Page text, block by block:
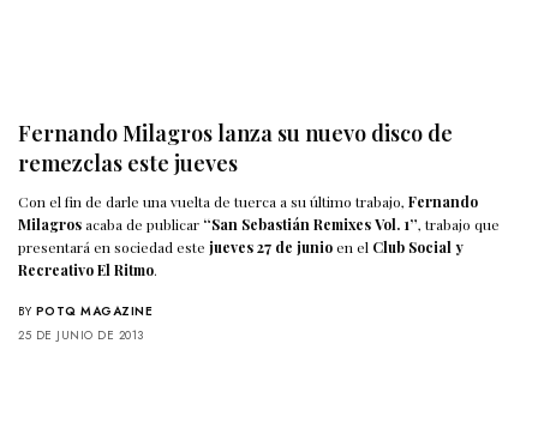
Fernando Milagros lanza su nuevo disco de
remezclas este jueves
Con el fin de darle una vuelta de tuerca a su último trabajo,Fernando
Milagrosacaba de publicar “San Sebastián Remixes Vol. 1”, trabajo que
presentará en sociedad estejueves 27 de junioen el Club Social y
Recreativo El Ritmo.
BY POTQ MAGAZINE
25 DE JUNIO DE 2013